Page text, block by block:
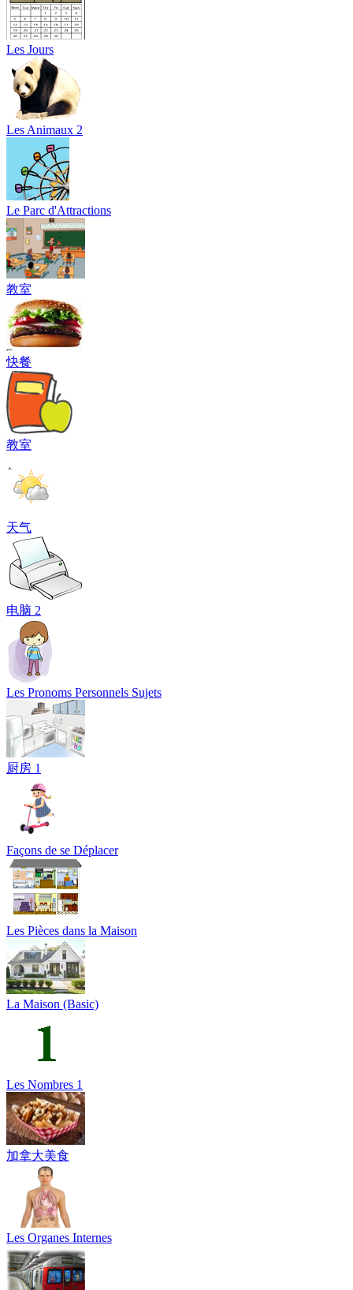
Les Jours
Les Animaux 2
Le Parc d'Attractions
教室
快餐
教室
天气
电脑 2
Les Pronoms Personnels Sujets
厨房 1
Façons de se Déplacer
Les Pièces dans la Maison
La Maison (Basic)
Les Nombres 1
加拿大美食
Les Organes Internes